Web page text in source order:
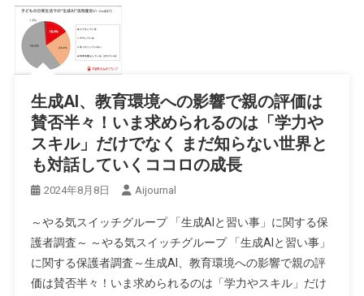
生成AI、教育環境への影響で親の評価は
賛否半々！いま求められるのは「学力や
スキル」だけでなく まだ知らない世界と
も対話していくココロの成長
2024年8月8日 Aijournal
～やる気スイッチグループ 「生成AIと習い事」に関する保
護者調査～ ～やる気スイッチグループ 「生成AIと習い事」
に関する保護者調査～生成AI、教育環境への影響で親の評
価は賛否半々！いま求められるのは「学力やスキル」だけ